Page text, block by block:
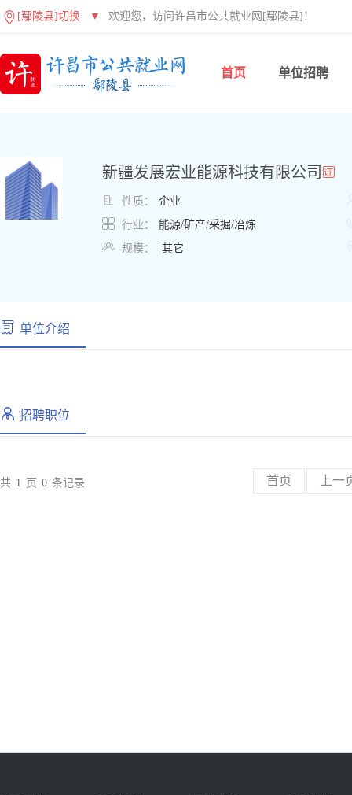
[鄢陵县]切换 ▼ 欢迎您，访问许昌市公共就业网[鄢陵县]！
首页 单位招聘
新疆发展宏业能源科技有限公司
 性质： 企业
 行业： 能源/矿产/采掘/冶炼
 规模： 其它
单位介绍
招聘职位
共 1 页 0 条记录 首页 上一